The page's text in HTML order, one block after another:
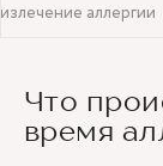
аллергии
Что
время